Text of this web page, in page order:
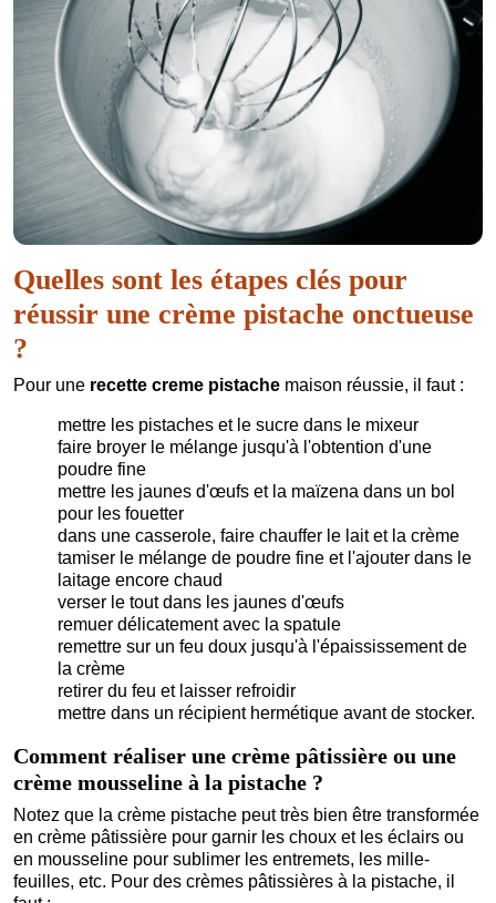
Quelles sont les étapes clés pour
réussir une crème pistache onctueuse
?
Pour une recette creme pistache maison réussie, il faut :
mettre les pistaches et le sucre dans le mixeur
faire broyer le mélange jusqu'à l'obtention d'une
poudre fine
mettre les jaunes d'œufs et la maïzena dans un bol
pour les fouetter
dans une casserole, faire chauffer le lait et la crème
tamiser le mélange de poudre fine et l'ajouter dans le
laitage encore chaud
verser le tout dans les jaunes d'œufs
remuer délicatement avec la spatule
remettre sur un feu doux jusqu'à l'épaississement de
la crème
retirer du feu et laisser refroidir
mettre dans un récipient hermétique avant de stocker.
Comment réaliser une crème pâtissière ou une
crème mousseline à la pistache ?
Notez que la crème pistache peut très bien être transformée
en crème pâtissière pour garnir les choux et les éclairs ou
en mousseline pour sublimer les entremets, les mille-
feuilles, etc. Pour des crèmes pâtissières à la pistache, il